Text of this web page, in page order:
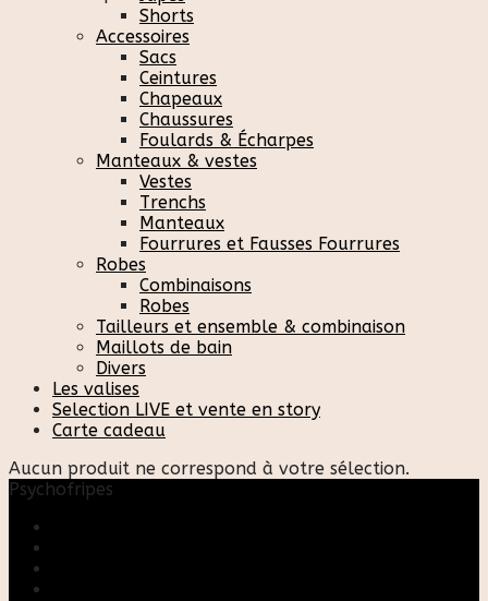
Shorts
Accessoires
Sacs
Ceintures
Chapeaux
Chaussures
Foulards & Écharpes
Manteaux & vestes
Vestes
Trenchs
Manteaux
Fourrures et Fausses Fourrures
Robes
Combinaisons
Robes
Tailleurs et ensemble & combinaison
Maillots de bain
Divers
Les valises
Selection LIVE et vente en story
Carte cadeau
Aucun produit ne correspond à votre sélection.
Psychofripes